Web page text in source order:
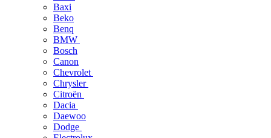
Baxi
Beko
Benq
BMW
Bosch
Canon
Chevrolet
Chrysler
Citroën
Dacia
Daewoo
Dodge